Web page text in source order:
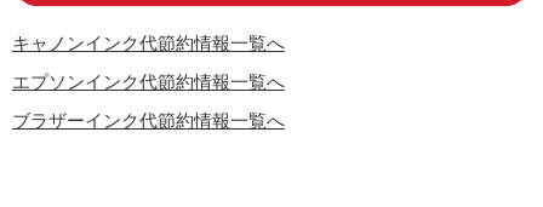
キャノンインク代節約情報一覧へ
エプソンインク代節約情報一覧へ
ブラザーインク代節約情報一覧へ